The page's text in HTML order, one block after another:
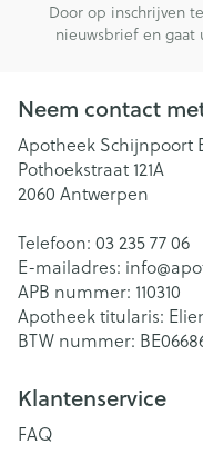
Door op inschrijven
nieuwsbrief en gaat
Neem contact
Apotheek Schijnpoort
Pothoekstraat 121A
2060 Antwerpen
Telefoon: 03 235 77 06
E-mailadres: info@
APB nummer: 110310
Apotheek titularis:
BTW nummer:
Klantenservice
FAQ